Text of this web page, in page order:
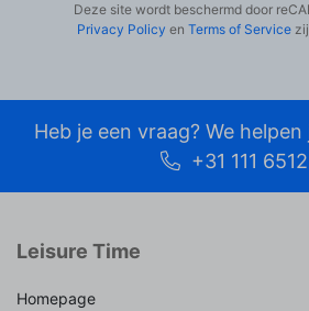
Deze site wordt beschermd door
Privacy Policy en Terms of Service
Heb je een vraag? We
+31 111
Leisure Time
Homepage